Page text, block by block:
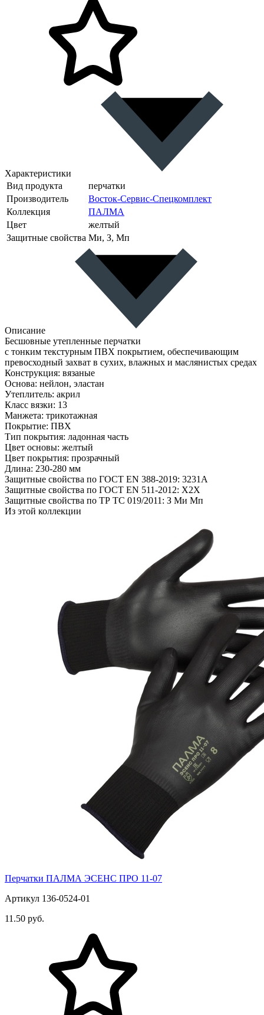
Характеристики
Вид продукта
перчатки
Производитель
Восток-Сервис-Спецкомплект
Коллекция
ПАЛМА
Цвет
желтый
Защитные свойства Ми, З, Мп
Описание
Бесшовные утепленные перчатки
с тонким текстурным ПВХ покрытием, обеспечивающим
превосходный захват в сухих, влажных и маслянистых средах
Конструкция: вязаные
Основа: нейлон, эластан
Утеплитель: акрил
Класс вязки: 13
Манжета: трикотажная
Покрытие: ПВХ
Тип покрытия: ладонная часть
Цвет основы: желтый
Цвет покрытия: прозрачный
Длина: 230-280 мм
Защитные свойства по ГОСТ EN 388-2019: 3231А
Защитные свойства по ГОСТ EN 511-2012: X2X
Защитные свойства по ТР ТС 019/2011: З Ми Мп
Из этой коллекции
Перчатки ПАЛМА ЭСЕНС ПРО 11-07
Артикул 136-0524-01
11.50 руб.